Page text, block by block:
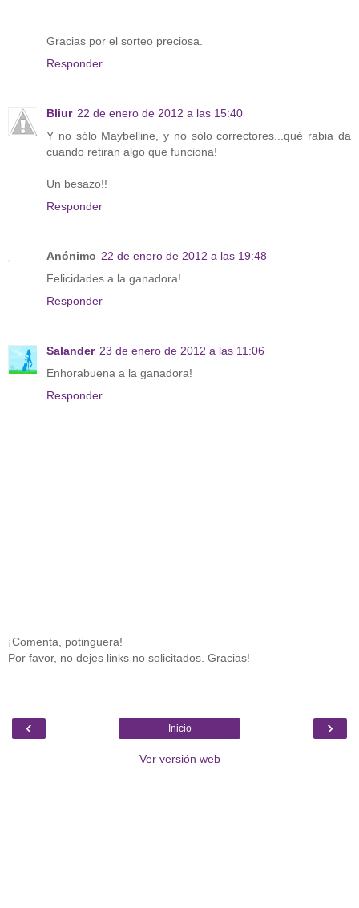
Gracias por el sorteo preciosa.
Responder
Bliur 22 de enero de 2012 a las 15:40
Y no sólo Maybelline, y no sólo correctores...qué rabia da
cuando retiran algo que funciona!
Un besazo!!
Responder
Anónimo 22 de enero de 2012 a las 19:48
Felicidades a la ganadora!
Responder
Salander 23 de enero de 2012 a las 11:06
Enhorabuena a la ganadora!
Responder
¡Comenta, potinguera!
Por favor, no dejes links no solicitados. Gracias!
‹ ›
Inicio
Ver versión web